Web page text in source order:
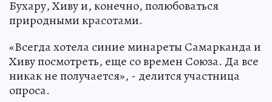
Бухару, Хиву и, конечно, полюбоваться
природными красотами.
«Всегда хотела синие минареты Самарканда и
Хиву посмотреть, еще со времен Союза. Да все
никак не получается», - делится участница
опроса.